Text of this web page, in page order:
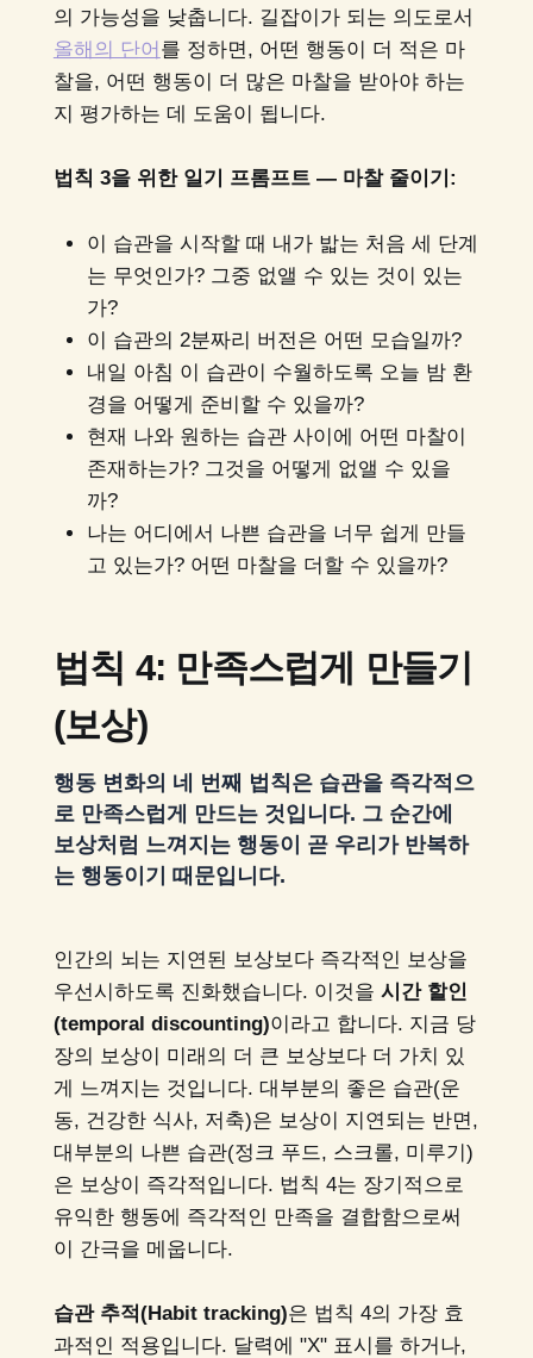
의 가능성을 낮춥니다. 길잡이가 되는 의도로서
올해의 단어 를 정하면, 어떤 행동이 더 적은 마
찰을, 어떤 행동이 더 많은 마찰을 받아야 하는
지 평가하는 데 도움이 됩니다.
법칙 3을 위한 일기 프롬프트 — 마찰 줄이기:
이 습관을 시작할 때 내가 밟는 처음 세 단계
는 무엇인가? 그중 없앨 수 있는 것이 있는
가?
이 습관의 2분짜리 버전은 어떤 모습일까?
내일 아침 이 습관이 수월하도록 오늘 밤 환
경을 어떻게 준비할 수 있을까?
현재 나와 원하는 습관 사이에 어떤 마찰이
존재하는가? 그것을 어떻게 없앨 수 있을
까?
나는 어디에서 나쁜 습관을 너무 쉽게 만들
고 있는가? 어떤 마찰을 더할 수 있을까?
법칙 4: 만족스럽게 만들기
(보상)
행동 변화의 네 번째 법칙은 습관을 즉각적으
로 만족스럽게 만드는 것입니다. 그 순간에
보상처럼 느껴지는 행동이 곧 우리가 반복하
는 행동이기 때문입니다.
인간의 뇌는 지연된 보상보다 즉각적인 보상을
우선시하도록 진화했습니다. 이것을 시간 할인
(temporal discounting)이라고 합니다. 지금 당
장의 보상이 미래의 더 큰 보상보다 더 가치 있
게 느껴지는 것입니다. 대부분의 좋은 습관(운
동, 건강한 식사, 저축)은 보상이 지연되는 반면,
대부분의 나쁜 습관(정크 푸드, 스크롤, 미루기)
은 보상이 즉각적입니다. 법칙 4는 장기적으로
유익한 행동에 즉각적인 만족을 결합함으로써
이 간극을 메웁니다.
습관 추적(Habit tracking)은 법칙 4의 가장 효
과적인 적용입니다. 달력에 "X" 표시를 하거나,